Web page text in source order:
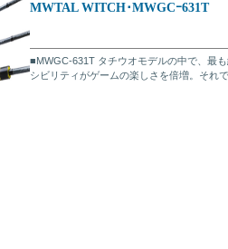
MWTAL WITCH･MWGCｰ631T
■MWGC-631T タチウオモデルの中で、最
シビリティがゲームの楽しさを倍増。それ